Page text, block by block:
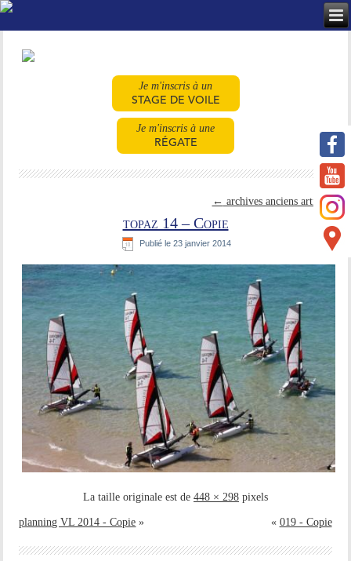
Je m'inscris à un
STAGE DE VOILE
Je m'inscris à une
RÉGATE
← archives anciens articles
topaz 14 – Copie
Publié le 23 janvier 2014
La taille originale est de 448 × 298 pixels
planning VL 2014 - Copie » « 019 - Copie